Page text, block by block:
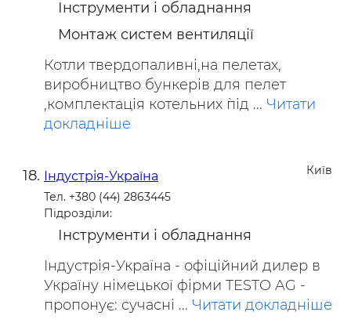
Інструменти і обладнання
Монтаж систем вентиляції
Котли твердопаливні,на пелетах,
виробництво бункерів для пелет
,комплектація котельних `під ... Читати
докладніше
Київ
Індустрія-Україна
Тел. +380 (44) 2863445
Підрозділи:
Інструменти і обладнання
Індустрія-Україна - офіційний дилер в
Україну німецької фірми TESTO AG -
пропонує: сучасні ... Читати докладніше